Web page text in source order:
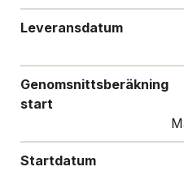
Leveransdatum
Genomsnittsberäkning
start
Startdatum